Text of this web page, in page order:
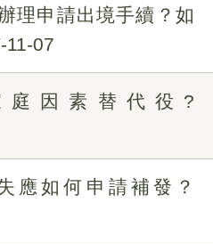
理申請出境手續？如
11-07
庭因素替代役?
應如何申請補發？